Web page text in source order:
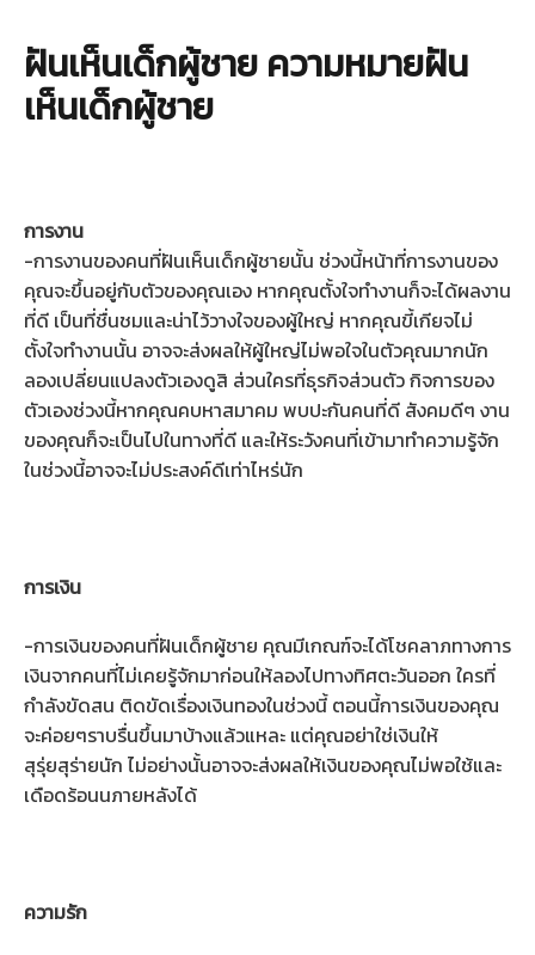
ฝันเห็นเด็กผู้ชาย ความหมายฝัน
เห็นเด็กผู้ชาย
การงาน
-การงานของคนที่ฝันเห็นเด็กผู้ชายนั้น ช่วงนี้หน้าที่การงานของ
คุณจะขึ้นอยู่กับตัวของคุณเอง หากคุณตั้งใจทำงานก็จะได้ผลงาน
ที่ดี เป็นที่ชื่นชมและน่าไว้วางใจของผู้ใหญ่ หากคุณขี้เกียจไม่
ตั้งใจทำงานนั้น อาจจะส่งผลให้ผู้ใหญ่ไม่พอใจในตัวคุณมากนัก
ลองเปลี่ยนแปลงตัวเองดูสิ ส่วนใครที่ธุรกิจส่วนตัว กิจการของ
ตัวเองช่วงนี้หากคุณคบหาสมาคม พบปะกันคนที่ดี สังคมดีๆ งาน
ของคุณก็จะเป็นไปในทางที่ดี และให้ระวังคนที่เข้ามาทำความรู้จัก
ในช่วงนี้อาจจะไม่ประสงค์ดีเท่าไหร่นัก
การเงิน
-การเงินของคนที่ฝันเด็กผู้ชาย คุณมีเกณฑ์จะได้โชคลาภทางการ
เงินจากคนที่ไม่เคยรู้จักมาก่อนให้ลองไปทางทิศตะวันออก ใครที่
กำลังขัดสน ติดขัดเรื่องเงินทองในช่วงนี้ ตอนนี้การเงินของคุณ
จะค่อยๆราบรื่นขึ้นมาบ้างแล้วแหละ แต่คุณอย่าใช่เงินให้
สุรุ่ยสุร่ายนัก ไม่อย่างนั้นอาจจะส่งผลให้เงินของคุณไม่พอใช้และ
เดือดร้อนนภายหลังได้
ความรัก